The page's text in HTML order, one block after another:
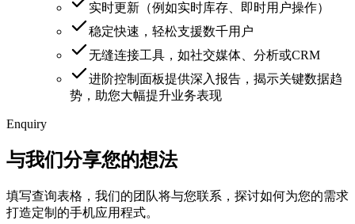
实时更新（例如实时库存、即时用户操作）
稳定快速，轻松支援数千用户
无缝连接工具，如社交媒体、分析或CRM
进阶控制面板提供深入报告，揭示关键数据趋
势，助您大幅提升业务表现
Enquiry
与我们分享您的想法
填写查询表格，我们的团队将与您联系，探讨如何为您的需求
打造定制的手机应用程式。